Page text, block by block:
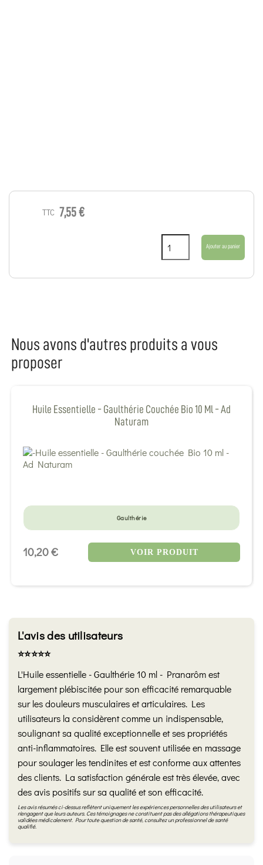
TTC 7,55 €
Ajouter au panier
L'avis des utilisateurs
⭐️⭐️⭐️⭐️⭐️
L'Huile essentielle - Gaulthérie 10 ml - Pranarôm est
largement plébiscitée pour son efficacité remarquable
sur les douleurs musculaires et articulaires. Les
utilisateurs la considèrent comme un indispensable,
soulignant sa qualité exceptionnelle et ses propriétés
anti-inflammatoires. Elle est souvent utilisée en massage
pour soulager les tendinites et est conforme aux attentes
des clients. La satisfaction générale est très élevée, avec
des avis positifs sur sa qualité et son efficacité.
Les avis résumés ci-dessus reflètent uniquement les expériences personnelles des utilisateurs et
n'engagent que leurs auteurs. Ces témoignages ne constituent pas des allégations thérapeutiques
validées médicalement. Pour toute question de santé, consultez un professionnel de santé
qualifié.
Nous avons d'autres produits a vous
proposer
Huile Essentielle - Gaulthérie Couchée Bio 10 Ml - Ad
Naturam
Gaulthérie
10,20 € VOIR PRODUIT